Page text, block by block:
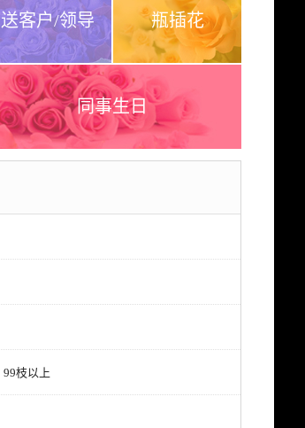
送客户/领导 瓶插花
同事生日
99枝以上